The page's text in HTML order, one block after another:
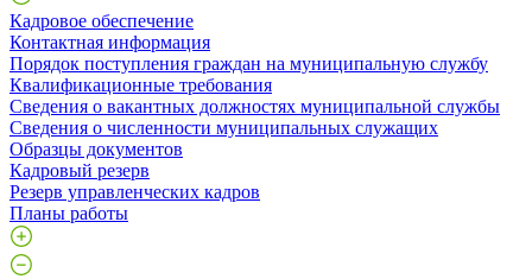
Кадровое обеспечение
Контактная информация
Порядок поступления граждан на муниципальную службу
Квалификационные требования
Сведения о вакантных должностях муниципальной службы
Сведения о численности муниципальных служащих
Образцы документов
Кадровый резерв
Резерв управленческих кадров
Планы работы